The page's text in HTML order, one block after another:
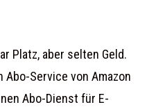
Platz, aber selten Geld.
Service von Amazon
Abo-Dienst für E-